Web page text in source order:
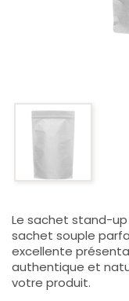
Le sachet stand-
sachet souple
excellente
authentique et
votre produit.